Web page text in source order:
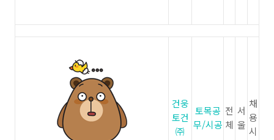
건웅
토건
㈜
토목공
무/시공
전
체
서
울
채
용
시